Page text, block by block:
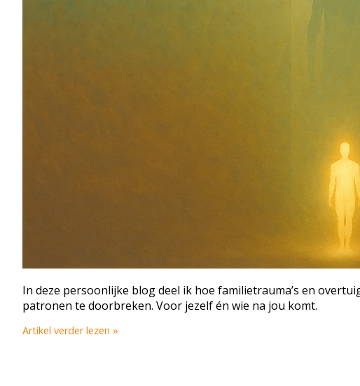
In deze persoonlijke blog deel ik hoe familietrauma’s en
patronen te doorbreken. Voor jezelf én wie na jou komt.
Artikel verder lezen »